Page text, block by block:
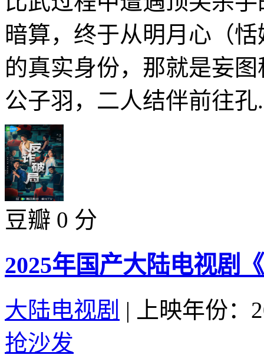
暗算，终于从明月心（
的真实身份，那就是妄
公子羽，二人结伴前往
豆瓣 0 分
2025年国产大陆电视剧
大陆电视剧 |
上映年份：
抢沙发